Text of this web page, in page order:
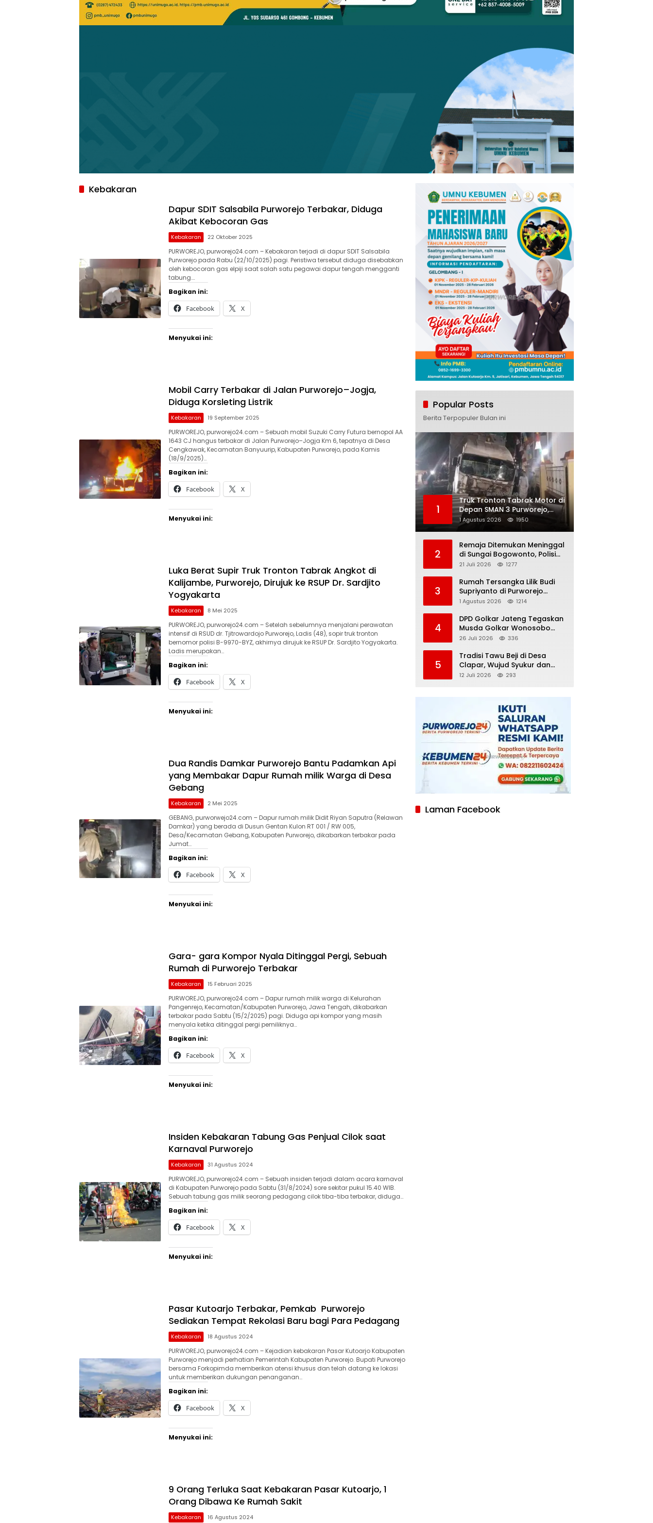
Kebakaran
Dapur SDIT Salsabila Purworejo Terbakar, Diduga
Akibat Kebocoran Gas
Kebakaran 22 Oktober 2025
PURWOREJO, purworejo24.com – Kebakaran terjadi di dapur SDIT Salsabila
Purworejo pada Rabu (22/10/2025) pagi. Peristiwa tersebut diduga disebabkan
oleh kebocoran gas elpiji saat salah satu pegawai dapur tengah mengganti
tabung….
Bagikan ini:
Facebook X
Menyukai ini:
Mobil Carry Terbakar di Jalan Purworejo–Jogja,
Diduga Korsleting Listrik
Kebakaran 19 September 2025
PURWOREJO, purworejo24.com – Sebuah mobil Suzuki Carry Futura bernopol AA
1643 CJ hangus terbakar di Jalan Purworejo–Jogja Km 6, tepatnya di Desa
Cengkawak, Kecamatan Banyuurip, Kabupaten Purworejo, pada Kamis
(18/9/2025)…
Bagikan ini:
Facebook X
Menyukai ini:
Luka Berat Supir Truk Tronton Tabrak Angkot di
Kalijambe, Purworejo, Dirujuk ke RSUP Dr. Sardjito
Yogyakarta
Kebakaran 8 Mei 2025
PURWOREJO, purworejo24.com – Setelah sebelumnya menjalani perawatan
intensif di RSUD dr. Tjitrowardojo Purworejo, Ladis (48), sopir truk tronton
bernomor polisi B-9970-BYZ, akhirnya dirujuk ke RSUP Dr. Sardjito Yogyakarta.
Ladis merupakan…
Bagikan ini:
Facebook X
Menyukai ini:
Dua Randis Damkar Purworejo Bantu Padamkan Api
yang Membakar Dapur Rumah milik Warga di Desa
Gebang
Kebakaran 2 Mei 2025
GEBANG, purworwejo24.com – Dapur rumah milik Didit Riyan Saputra (Relawan
Damkar) yang berada di Dusun Gentan Kulon RT 001 / RW 005,
Desa/Kecamatan Gebang, Kabupaten Purworejo, dikabarkan terbakar pada
Jumat…
Bagikan ini:
Facebook X
Menyukai ini:
Gara- gara Kompor Nyala Ditinggal Pergi, Sebuah
Rumah di Purworejo Terbakar
Kebakaran 15 Februari 2025
PURWOREJO, purworejo24.com – Dapur rumah milik warga di Kelurahan
Pangenrejo, Kecamatan/Kabupaten Purworejo, Jawa Tengah, dikabarkan
terbakar pada Sabtu (15/2/2025) pagi. Diduga api kompor yang masih
menyala ketika ditinggal pergi pemiliknya…
Bagikan ini:
Facebook X
Menyukai ini:
Insiden Kebakaran Tabung Gas Penjual Cilok saat
Karnaval Purworejo
Kebakaran 31 Agustus 2024
PURWOREJO, purworejo24.com – Sebuah insiden terjadi dalam acara karnaval
di Kabupaten Purworejo pada Sabtu (31/8/2024) sore sekitar pukul 15.40 WIB.
Sebuah tabung gas milik seorang pedagang cilok tiba-tiba terbakar, diduga…
Bagikan ini:
Facebook X
Menyukai ini:
Pasar Kutoarjo Terbakar, Pemkab Purworejo
Sediakan Tempat Rekolasi Baru bagi Para Pedagang
Kebakaran 18 Agustus 2024
PURWOREJO, purworejo24.com – Kejadian kebakaran Pasar Kutoarjo Kabupaten
Purworejo menjadi perhatian Pemerintah Kabupaten Purworejo. Bupati Purworejo
bersama Forkopimda memberikan atensi khusus dan telah datang ke lokasi
untuk memberikan dukungan penanganan…
Bagikan ini:
Facebook X
Menyukai ini:
9 Orang Terluka Saat Kebakaran Pasar Kutoarjo, 1
Orang Dibawa Ke Rumah Sakit
Kebakaran 16 Agustus 2024
Popular Posts
Berita Terpopuler Bulan ini
1
Truk Tronton Tabrak Motor di
Depan SMAN 3 Purworejo,
Korban Meninggal Dunia,
Polisi Masih Selidiki Penyebab
1 Agustus 2026 1950
2
Remaja Ditemukan Meninggal
di Sungai Bogowonto, Polisi
Masih Selidiki Penyebab
21 Juli 2026 1277
3
Rumah Tersangka Lilik Budi
Supriyanto di Purworejo
Digeledah KPK, Dua
1 Agustus 2026 1214
4
DPD Golkar Jateng Tegaskan
Musda Golkar Wonosobo
Sah, Imam Teguh Purnomo
26 Juli 2026 336
5
Tradisi Tawu Beji di Desa
Clapar, Wujud Syukur dan
Pelestarian Sumber Air
12 Juli 2026 293
Laman Facebook